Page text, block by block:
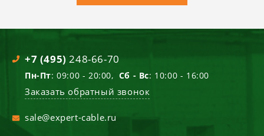
+7 (495) 248-66-70
Пн-Пт: 09:00 - 20:00, Сб - Вс: 10:00 - 16:00
Заказать обратный звонок
sale@expert-cable.ru